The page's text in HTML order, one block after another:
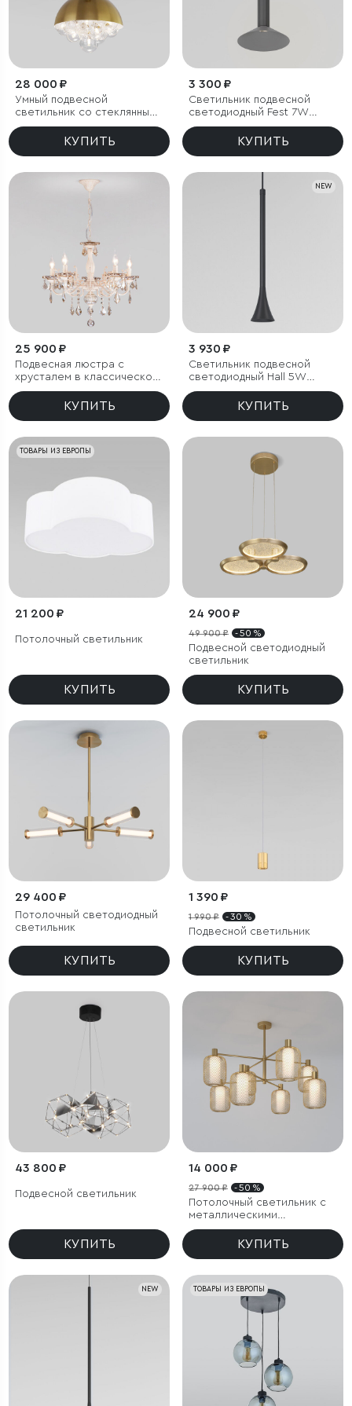
28 000 ₽
Умный подвесной
светильник со стеклянными
плафонами
КУПИТЬ
3 300 ₽
Светильник подвесной
светодиодный Fest 7W
4000K графит
КУПИТЬ
25 900 ₽
Подвесная люстра с
хрусталем в классическом
стиле
КУПИТЬ
NEW
3 930 ₽
Светильник подвесной
светодиодный Hall 5W
4000K черный
КУПИТЬ
ТОВАРЫ ИЗ ЕВРОПЫ
21 200 ₽
Потолочный светильник
КУПИТЬ
24 900 ₽
49 900 ₽ - 50 %
Подвесной светодиодный
светильник
КУПИТЬ
29 400 ₽
Потолочный светодиодный
светильник
КУПИТЬ
1 390 ₽
1 990 ₽ - 30 %
Подвесной светильник
КУПИТЬ
43 800 ₽
Подвесной светильник
КУПИТЬ
14 000 ₽
27 900 ₽ - 50 %
Потолочный светильник с
металлическими
абажурами и стеклянными
плафонамиКУПИТЬ
NEW ТОВАРЫ ИЗ ЕВРОПЫ